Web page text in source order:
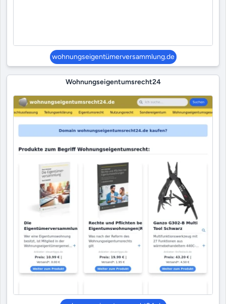
wohnungseigentümerversammlung.de
Wohnungseigentumsrecht24